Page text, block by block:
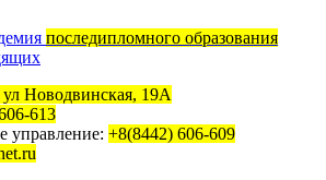
последипломного образования
ул Новодвинская, 19А
613
управление: +8(8442) 606-609